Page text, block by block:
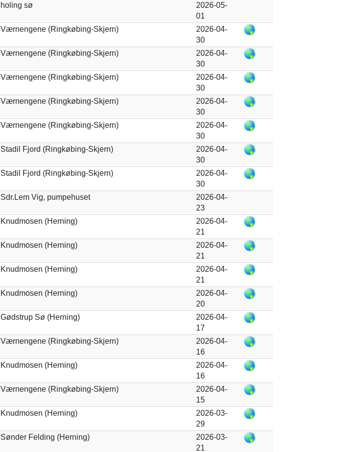
holing sø
2026-05-
01
Værnengene (Ringkøbing-Skjern)
2026-04-
30
Værnengene (Ringkøbing-Skjern)
2026-04-
30
Værnengene (Ringkøbing-Skjern)
2026-04-
30
Værnengene (Ringkøbing-Skjern)
2026-04-
30
Værnengene (Ringkøbing-Skjern)
2026-04-
30
Stadil Fjord (Ringkøbing-Skjern)
2026-04-
30
Stadil Fjord (Ringkøbing-Skjern)
2026-04-
30
Sdr.Lem Vig, pumpehuset
2026-04-
23
Knudmosen (Herning)
2026-04-
21
Knudmosen (Herning)
2026-04-
21
Knudmosen (Herning)
2026-04-
21
Knudmosen (Herning)
2026-04-
20
Gødstrup Sø (Herning)
2026-04-
17
Værnengene (Ringkøbing-Skjern)
2026-04-
16
Knudmosen (Herning)
2026-04-
16
Værnengene (Ringkøbing-Skjern)
2026-04-
15
Knudmosen (Herning)
2026-03-
29
Sønder Felding (Herning)
2026-03-
21